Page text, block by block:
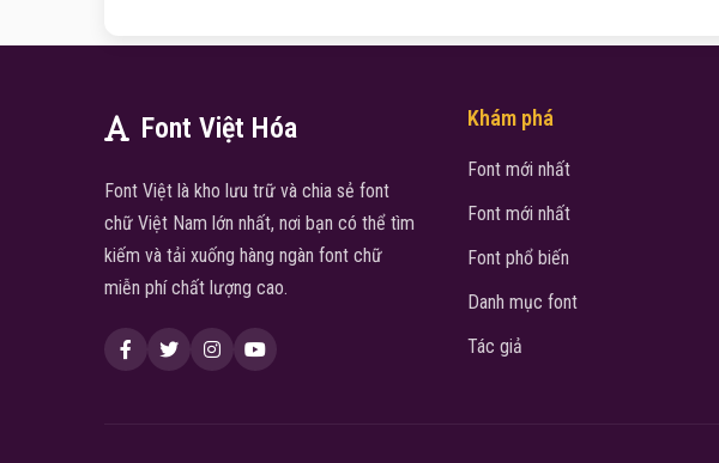
Font Việt Hóa
Font Việt là kho lưu trữ và chia sẻ font
chữ Việt Nam lớn nhất, nơi bạn có thể tìm
kiếm và tải xuống hàng ngàn font chữ
miễn phí chất lượng cao.
Khám phá
Font mới nhất
Font mới nhất
Font phổ biến
Danh mục font
Tác giả